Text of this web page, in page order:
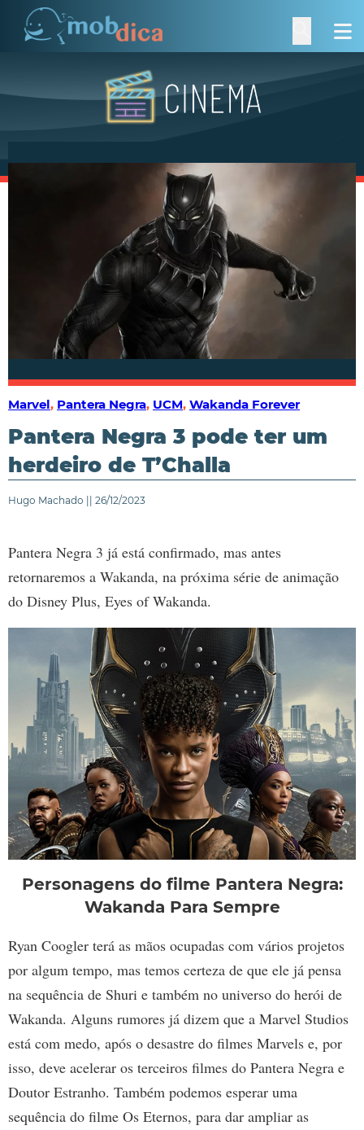
Marvel, Pantera Negra, UCM, Wakanda Forever
Pantera Negra 3 pode ter um
herdeiro de T’Challa
Hugo Machado || 26/12/2023
Pantera Negra 3 já está confirmado, mas antes
retornaremos a Wakanda, na próxima série de animação
do Disney Plus, Eyes of Wakanda.
Personagens do filme Pantera Negra:
Wakanda Para Sempre
Ryan Coogler terá as mãos ocupadas com vários projetos
por algum tempo, mas temos certeza de que ele já pensa
na sequência de Shuri e também no universo do herói de
Wakanda. Alguns rumores já dizem que a Marvel Studios
está com medo, após o desastre do filmes Marvels e, por
isso, deve acelerar os terceiros filmes do Pantera Negra e
Doutor Estranho. Também podemos esperar uma
sequência do filme Os Eternos, para dar ampliar as